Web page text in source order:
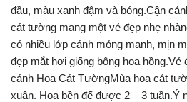
đầu, màu xanh đậm và bóng.Cận
cát tường mang một vẻ đẹp nhẹ
có nhiều lớp cánh mỏng manh, mịn
đẹp mắt hơi giống bông hoa hồng.Vẻ
cánh Hoa Cát TườngMùa hoa cát
xuân. Hoa bền để được 2 – 3 tuần.Ý